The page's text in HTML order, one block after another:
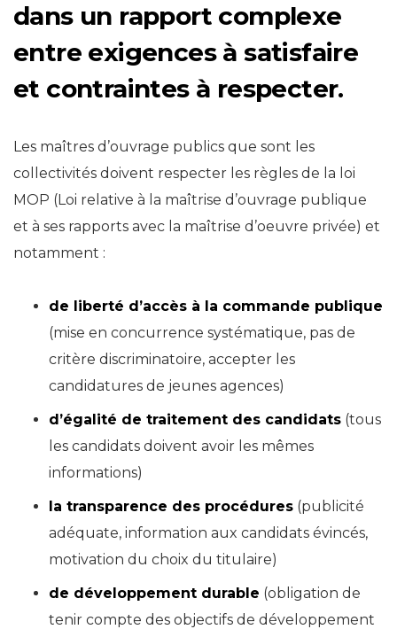
dans un rapport complexe
entre exigences à satisfaire
et contraintes à respecter.
Les maîtres d’ouvrage publics que sont les
collectivités doivent respecter les règles de la loi
MOP (Loi relative à la maîtrise d’ouvrage publique
et à ses rapports avec la maîtrise d’oeuvre privée) et
notamment :
de liberté d’accès à la commande publique
(mise en concurrence systématique, pas de
critère discriminatoire, accepter les
candidatures de jeunes agences)
d’égalité de traitement des candidats (tous
les candidats doivent avoir les mêmes
informations)
la transparence des procédures (publicité
adéquate, information aux candidats évincés,
motivation du choix du titulaire)
de développement durable (obligation de
tenir compte des objectifs de développement